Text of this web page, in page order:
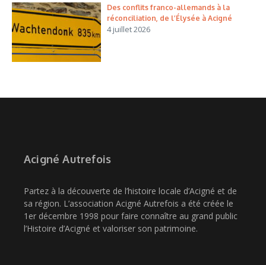
Des conflits franco-allemands à la
réconciliation, de l’Élysée à Acigné
4 juillet 2026
Acigné Autrefois
Partez à la découverte de l’histoire locale d’Acigné et de
sa région. L’association Acigné Autrefois a été créée le
1er décembre 1998 pour faire connaître au grand public
l’Histoire d’Acigné et valoriser son patrimoine.